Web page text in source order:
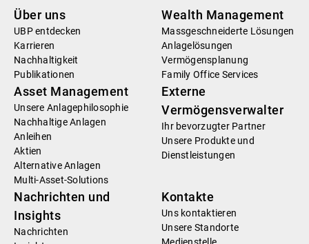
Über uns
UBP entdecken
Karrieren
Nachhaltigkeit
Publikationen
Wealth Management
Massgeschneiderte Lösungen
Anlagelösungen
Vermögensplanung
Family Office Services
Asset Management
Unsere Anlagephilosophie
Nachhaltige Anlagen
Anleihen
Aktien
Alternative Anlagen
Multi-Asset-Solutions
Externe
Vermögensverwalter
Ihr bevorzugter Partner
Unsere Produkte und
Dienstleistungen
Nachrichten und
Insights
Nachrichten
Kontakte
Uns kontaktieren
Unsere Standorte